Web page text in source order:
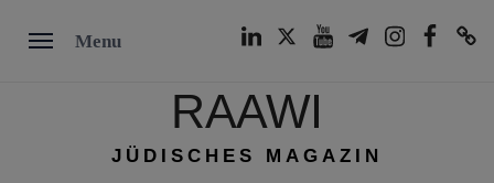
Menu
RAAWI
JÜDISCHES MAGAZIN